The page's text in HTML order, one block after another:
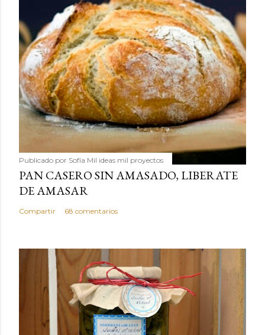
Publicado por Sofía Mil ideas mil proyectos
PAN CASERO SIN AMASADO, LIBERATE
DE AMASAR
Compartir 68 comentarios